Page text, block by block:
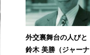
外交裏舞台の人びと
鈴木 美勝（ジャーナ